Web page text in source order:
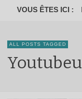
VOUS ÊTES ICI :
ALL POSTS TAGGED